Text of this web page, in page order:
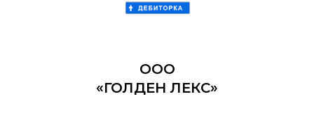
ООО
«ГОЛДЕН ЛЕКС»